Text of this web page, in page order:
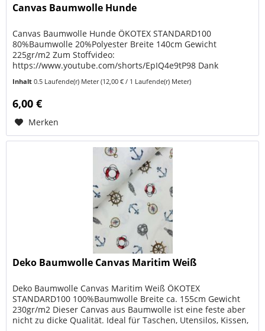
Canvas Baumwolle Hunde
Canvas Baumwolle Hunde ÖKOTEX STANDARD100
80%Baumwolle 20%Polyester Breite 140cm Gewicht
225gr/m2 Zum Stoffvideo:
https://www.youtube.com/shorts/EpIQ4e9tP98 Dank
nächstes Projekt nicht...
Inhalt0.5 Laufende(r) Meter(12,00 € / 1 Laufende(r) Meter)
6,00 €
Merken
Deko Baumwolle Canvas Maritim Weiß
Deko Baumwolle Canvas Maritim Weiß ÖKOTEX
STANDARD100 100%Baumwolle Breite ca. 155cm Gewicht
230gr/m2 Dieser Canvas aus Baumwolle ist eine feste aber
nicht zu dicke Qualität. Ideal für Taschen, Utensilos, Kissen,